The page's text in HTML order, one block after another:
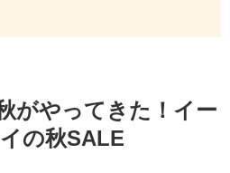
がやってきた！イー
の秋SALE